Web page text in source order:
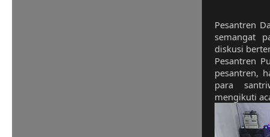
Pesantren
semangat
diskusi
Pesantren
pesantren,
para
mengikuti